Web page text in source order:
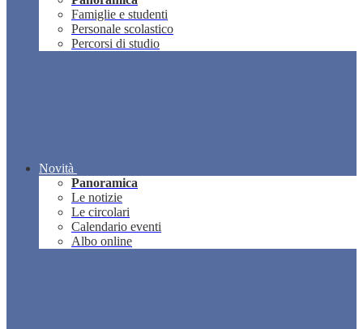
Famiglie e studenti
Personale scolastico
Percorsi di studio
Novità
Panoramica
Le notizie
Le circolari
Calendario eventi
Albo online